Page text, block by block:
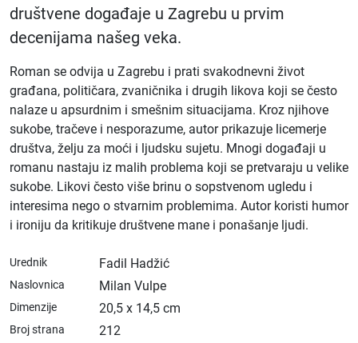
društvene događaje u Zagrebu u prvim
decenijama našeg veka.
Roman se odvija u Zagrebu i prati svakodnevni život
građana, političara, zvaničnika i drugih likova koji se često
nalaze u apsurdnim i smešnim situacijama. Kroz njihove
sukobe, tračeve i nesporazume, autor prikazuje licemerje
društva, želju za moći i ljudsku sujetu. Mnogi događaji u
romanu nastaju iz malih problema koji se pretvaraju u velike
sukobe. Likovi često više brinu o sopstvenom ugledu i
interesima nego o stvarnim problemima. Autor koristi humor
i ironiju da kritikuje društvene mane i ponašanje ljudi.
Urednik Fadil Hadžić
Naslovnica Milan Vulpe
Dimenzije 20,5 x 14,5 cm
Broj strana 212